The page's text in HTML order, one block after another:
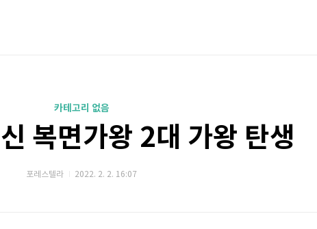
카테고리 없음
복면가왕 2대 가왕 탄생
포레스텔라 2022. 2. 2. 16:07